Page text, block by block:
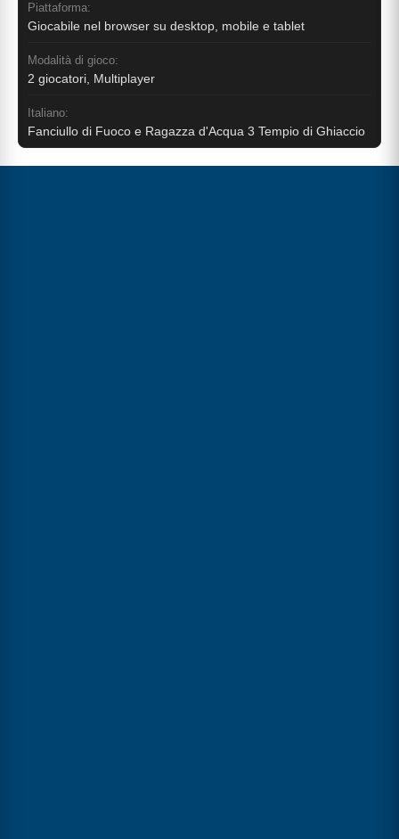
Piattaforma:
Giocabile nel browser su desktop, mobile e tablet
Modalità di gioco:
2 giocatori, Multiplayer
Italiano:
Fanciullo di Fuoco e Ragazza d'Acqua 3 Tempio di Ghiaccio